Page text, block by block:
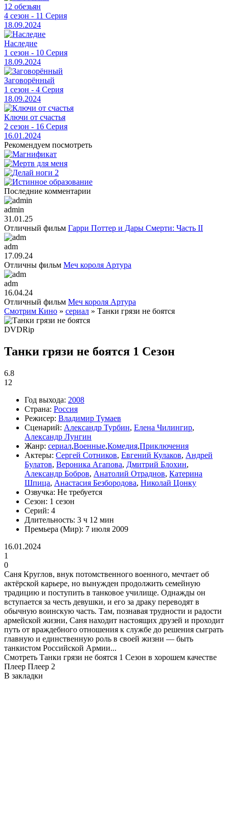
12 обезьян
4 сезон - 11 Серия
18.09.2024
Наследие
1 сезон - 10 Серия
18.09.2024
Заговорённый
1 сезон - 4 Серия
18.09.2024
Ключи от счастья
2 сезон - 16 Серия
16.01.2024
Рекомендуем посмотреть
Последние комментарии
admin
31.01.25
Отличный фильм Гарри Поттер и Дары Смерти: Часть II
adm
17.09.24
Отличны фильм Меч короля Артура
adm
16.04.24
Отличный фильм Меч короля Артура
Смотрим Кино » cериал » Танки грязи не боятся
DVDRip
Танки грязи не боятся 1 Сезон
6.8
12
Год выхода: 2008
Страна: Россия
Режисер: Владимир Тумаев
Сценарий: Александр Турбин, Елена Чилингир,
Александр Лунгин
Жанр: cериал,Военные,Комедия,Приключения
Актеры: Сергей Сотников, Евгений Кулаков, Андрей
Булатов, Вероника Агапова, Дмитрий Блохин,
Александр Бобров, Анатолий Отраднов, Катерина
Шпица, Анастасия Безбородова, Николай Цонку
Озвучка: Не требуется
Сезон: 1 сезон
Серий: 4
Длительность: 3 ч 12 мин
Премьера (Мир): 7 июля 2009
16.01.2024
1
0
Саня Круглов, внук потомственного военного, мечтает об
актёрской карьере, но вынужден продолжить семейную
традицию и поступить в танковое училище. Однажды он
вступается за честь девушки, и его за драку переводят в
обычную воинскую часть. Там, познавая трудности и радости
армейской жизни, Саня находит настоящих друзей и проходит
путь от враждебного отношения к службе до решения сыграть
главную и единственную роль в своей жизни — быть
танкистом Российской Армии...
Смотреть Танки грязи не боятся 1 Сезон в хорошем качестве
Плеер Плеер 2
В закладки